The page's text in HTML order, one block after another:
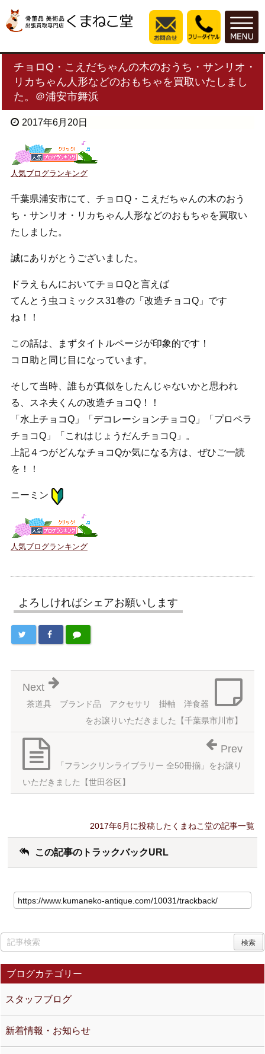
チョロQ・こえだちゃんの木のおうち・サンリオ・
リカちゃん人形などのおもちゃを買取いたしまし
た。＠浦安市舞浜
2017年6月20日
人気ブログランキング
千葉県浦安市にて、チョロQ・こえだちゃんの木のおう
ち・サンリオ・リカちゃん人形などのおもちゃを買取い
たしました。
誠にありがとうございました。
ドラえもんにおいてチョロQと言えば
てんとう虫コミックス31巻の「改造チョコQ」です
ね！！
この話は、まずタイトルページが印象的です！
コロ助と同じ目になっています。
そして当時、誰もが真似をしたんじゃないかと思われ
る、スネ夫くんの改造チョコQ！！
「水上チョコQ」「デコレーションチョコQ」「プロペラ
チョコQ」「これはじょうだんチョコQ」。
上記４つがどんなチョコQか気になる方は、ぜひご一読
を！！
ニーミン
人気ブログランキング
よろしければシェアお願いします
茶道具 ブランド品 アクセサリ 掛軸 洋食器
をお譲りいただきました【千葉県市川市】
Next
「フランクリンライブラリー 全50冊揃」をお譲り
いただきました【世田谷区】
Prev
2017年6月に投稿したくまねこ堂の記事一覧
この記事のトラックバックURL
ブログカテゴリー
スタッフブログ
新着情報・お知らせ